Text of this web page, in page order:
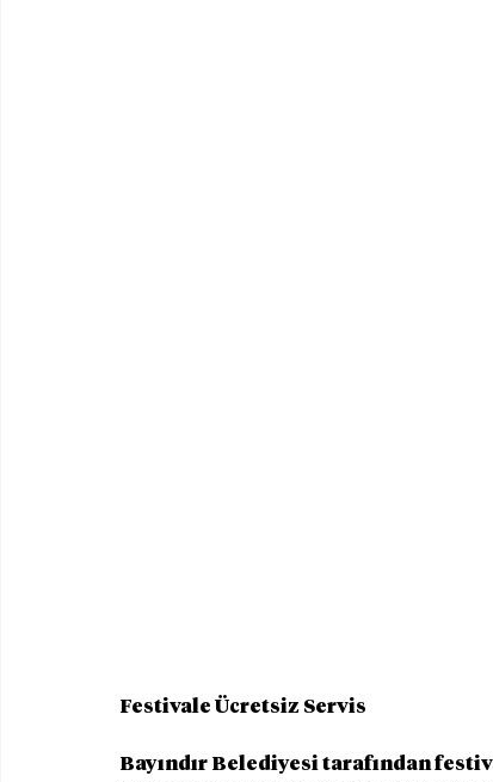
Festivale Ücretsiz Servis
Bayındır Belediyesi tarafından